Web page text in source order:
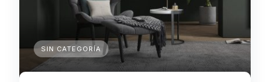
SIN CATEGORÍA